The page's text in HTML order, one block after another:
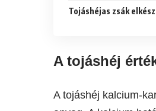
Tojáshéjas zsák
A tojáshéj
A tojáshéj kalcium-